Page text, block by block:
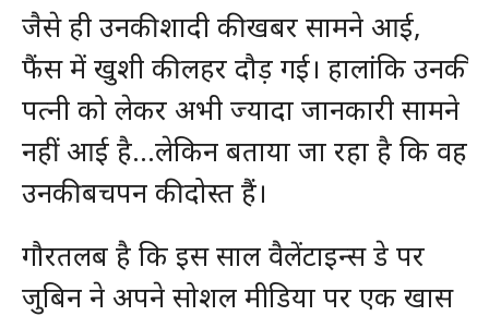
जैसे ही उनकी शादी की खबर सामने आई,
फैंस में खुशी की लहर दौड़ गई। हालांकि उनकी
पत्नी को लेकर अभी ज्यादा जानकारी सामने
नहीं आई है…लेकिन बताया जा रहा है कि वह
उनकी बचपन की दोस्त हैं।
गौरतलब है कि इस साल वैलेंटाइन्स डे पर
जुबिन ने अपने सोशल मीडिया पर एक खास